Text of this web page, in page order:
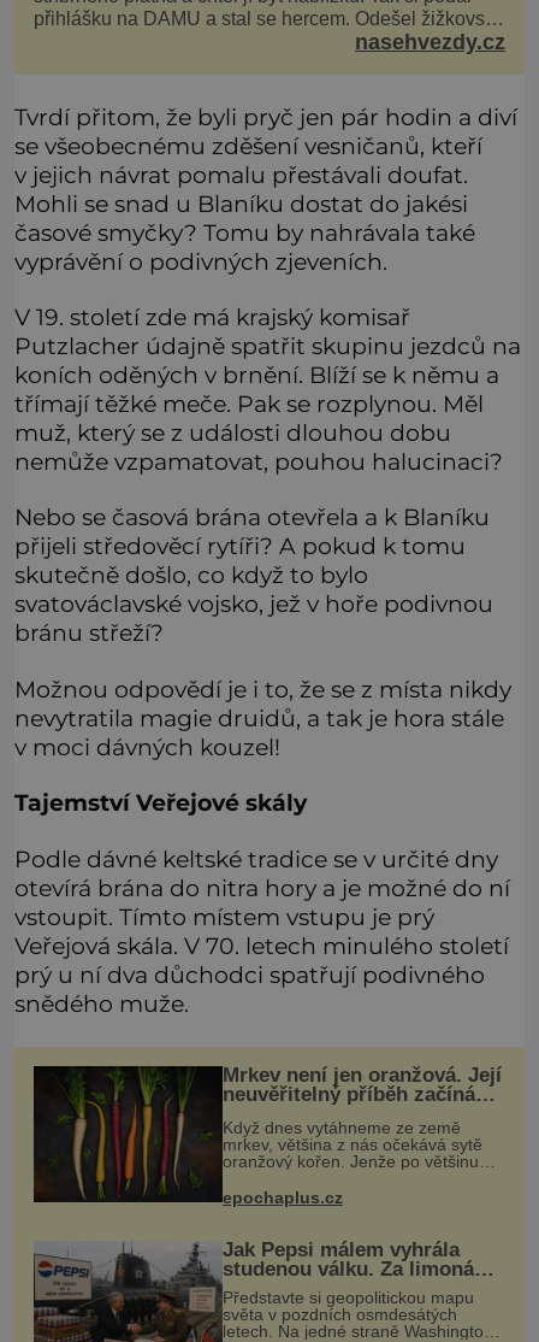
přihlášku na DAMU a stal se hercem. Odešel žižkovský
matador, který všude rozdával humor, i když jemu
nasehvezdy.cz
Tvrdí přitom, že byli pryč jen pár hodin a diví
se všeobecnému zděšení vesničanů, kteří
v jejich návrat pomalu přestávali doufat.
Mohli se snad u Blaníku dostat do jakési
časové smyčky? Tomu by nahrávala také
vyprávění o podivných zjeveních.
V 19. století zde má krajský komisař
Putzlacher údajně spatřit skupinu jezdců na
koních oděných v brnění. Blíží se k němu a
třímají těžké meče. Pak se rozplynou. Měl
muž, který se z události dlouhou dobu
nemůže vzpamatovat, pouhou halucinaci?
Nebo se časová brána otevřela a k Blaníku
přijeli středověcí rytíři? A pokud k tomu
skutečně došlo, co když to bylo
svatováclavské vojsko, jež v hoře podivnou
bránu střeží?
Možnou odpovědí je i to, že se z místa nikdy
nevytratila magie druidů, a tak je hora stále
v moci dávných kouzel!
Tajemství Veřejové skály
Podle dávné keltské tradice se v určité dny
otevírá brána do nitra hory a je možné do ní
vstoupit. Tímto místem vstupu je prý
Veřejová skála. V 70. letech minulého století
prý u ní dva důchodci spatřují podivného
snědého muže.
Mrkev není jen oranžová. Její
neuvěřitelný příběh začíná
Když dnes vytáhneme ze země
mrkev, většina z nás očekává sytě
oranžový kořen. Jenže po většinu
možné, jen ne oranžová. Je fialová,
žlutá, bílá, někdy dokonce téměř
epochaplus.cz
Jak Pepsi málem vyhrála
studenou válku. Za limonádu
dostala ponorky i křižník
Představte si geopolitickou mapu
světa v pozdních osmdesátých
letech. Na jedné straně Washington,